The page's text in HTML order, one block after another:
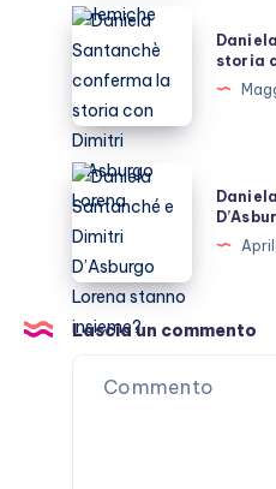
la
lettera
del
marito
e
le
polemiche
Daniela
Santanchè
conferma
la
storia
con
Dimitri
d’Asburgo
Lorena
storia
Daniela
Santanché
e
Dimitri
D’Asburgo
Lorena
stanno
insieme?
Lascia un commento